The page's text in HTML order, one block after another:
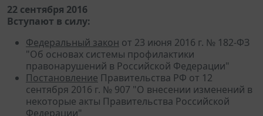
22 сентября 2016
Вступают в силу:
Федеральный закон от 23 июня 2016 г. № 182-ФЗ
"Об основах системы профилактики
правонарушений в Российской Федерации"
Постановление Правительства РФ от 12
сентября 2016 г. № 907 "О внесении изменений в
некоторые акты Правительства Российской
Федерации"